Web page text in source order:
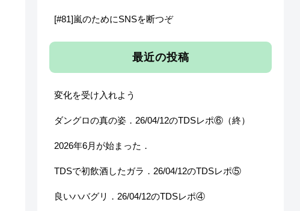
[#81]嵐のためにSNSを断つぞ
最近の投稿
変化を受け入れよう
ダングロの真の姿．26/04/12のTDSレポ⑥（終）
2026年6月が始まった．
TDSで初飲酒したガラ．26/04/12のTDSレポ⑤
良いハバグリ．26/04/12のTDSレポ④